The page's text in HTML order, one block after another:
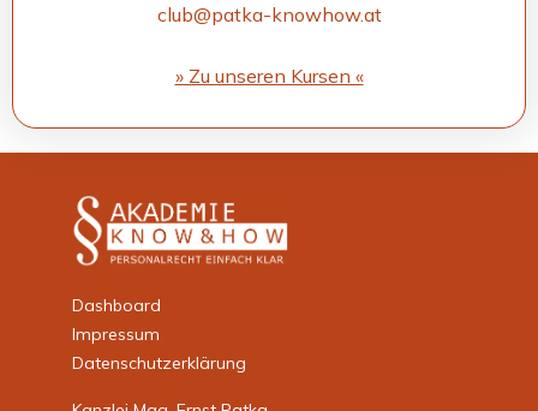
club@patka-knowhow.at
» Zu unse­ren Kur­sen «
Dashboard
Impressum
Datenschutzerklärung